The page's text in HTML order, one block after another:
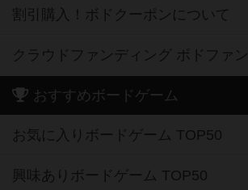
割引購入！ボドクーポンについて
クラウドファンディング ボドファン
おすすめボードゲーム
お気に入りボードゲーム TOP50
興味ありボードゲーム TOP50